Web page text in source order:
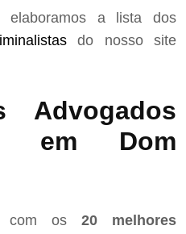
elaboramos a lista dos
do nosso site
Advogados
em Dom
com os 20 melhores